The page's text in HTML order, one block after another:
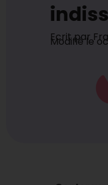
Ecrit par
Modifié le